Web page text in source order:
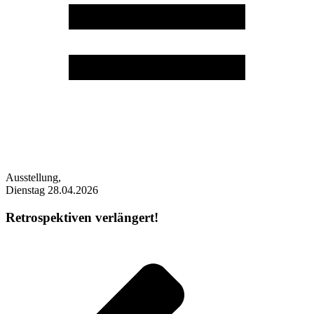
Ausstellung,
Dienstag 28.04.2026
Retrospektiven verlängert!